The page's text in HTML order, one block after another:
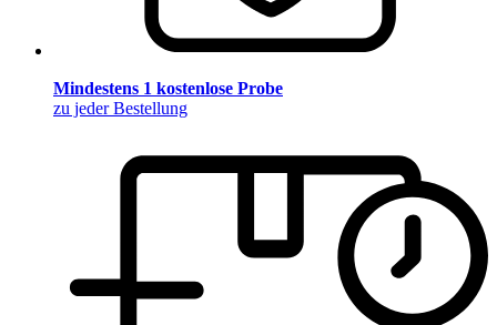
Mindestens 1 kostenlose Probe
zu jeder Bestellung